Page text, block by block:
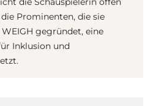
Prominenten, die sie
gegründet, eine
Inklusion und